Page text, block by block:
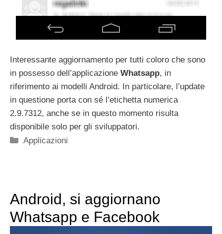
Interessante aggiornamento per tutti coloro che sono
in possesso dell’applicazione Whatsapp, in
riferimento ai modelli Android. In particolare, l’update
in questione porta con sé l’etichetta numerica
2.9.7312, anche se in questo momento risulta
disponibile solo per gli sviluppatori.
Categorie
Applicazioni
Android, si aggiornano
Whatsapp e Facebook